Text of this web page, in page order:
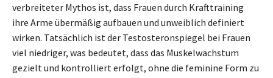
verbreiteter Mythos ist, dass Frauen durch Krafttraining
ihre Arme übermäßig aufbauen und unweiblich definiert
wirken. Tatsächlich ist der Testosteronspiegel bei Frauen
viel niedriger, was bedeutet, dass das Muskelwachstum
gezielt und kontrolliert erfolgt, ohne die feminine Form zu